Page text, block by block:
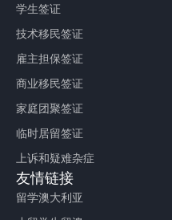
学生签证
技术移民签证
雇主担保签证
商业移民签证
家庭团聚签证
临时居留签证
上诉和疑难杂症
友情链接
留学澳大利亚